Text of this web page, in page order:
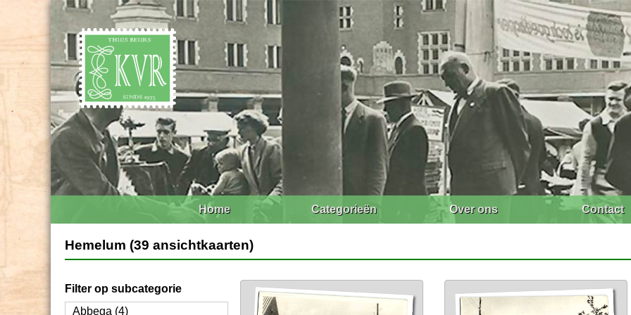
Home Categorieën Over ons Contact
Hemelum (39 ansichtkaarten)
Filter op subcategorie
Abbega (4)